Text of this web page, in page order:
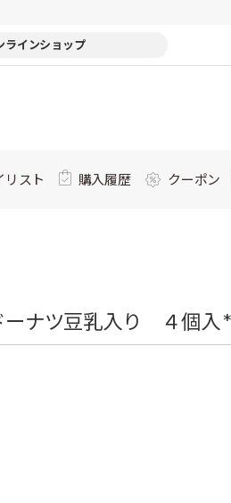
ラインショップ
リスト 購入履歴 クーポン
ナツ豆乳入り ４個入 *